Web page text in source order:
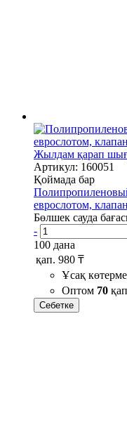
Жылдам қарап
Артикул: 160051
Қоймада бар
еврослотом,
Бөлшек сауда
-
100 дана
қап. 980 ₸
Ұсақ
Оптом 70
Себетке